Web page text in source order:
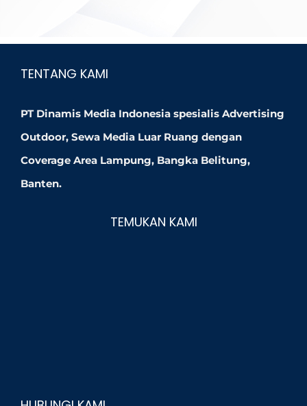
TENTANG KAMI
PT Dinamis Media Indonesia spesialis Advertising
Outdoor, Sewa Media Luar Ruang dengan
Coverage Area Lampung, Bangka Belitung,
Banten.
TEMUKAN KAMI